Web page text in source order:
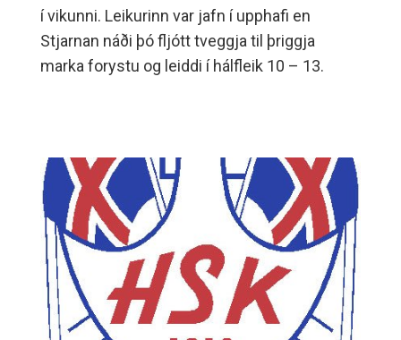
í vikunni. Leikurinn var jafn í upphafi en
Stjarnan náði þó fljótt tveggja til þriggja
marka forystu og leiddi í hálfleik 10 – 13.